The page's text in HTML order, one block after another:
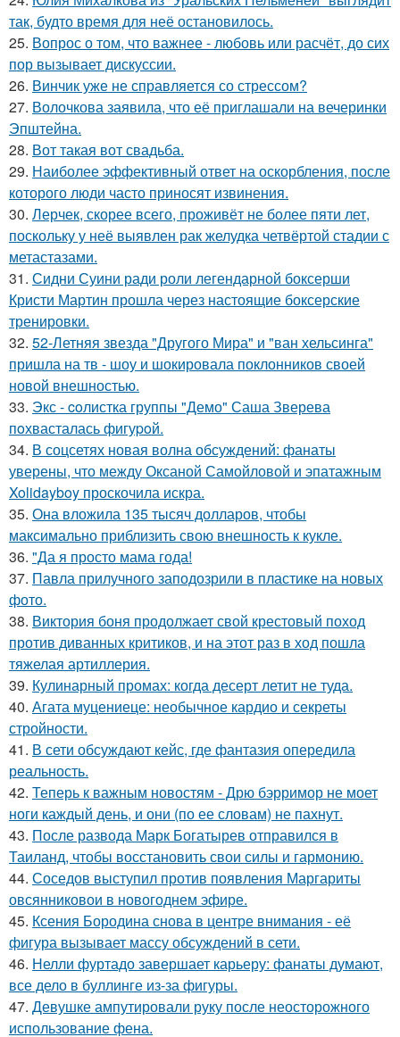
так, будто время для неё остановилось.
25. Вопрос о том, что важнее - любовь или расчёт, до сих
пор вызывает дискуссии.
26. Винчик уже не справляется со стрессом?
27. Волочкова заявила, что её приглашали на вечеринки
Эпштейна.
28. Вот такая вот свадьба.
29. Наиболее эффективный ответ на оскорбления, после
которого люди часто приносят извинения.
30. Лерчек, скорее всего, проживёт не более пяти лет,
поскольку у неё выявлен рак желудка четвёртой стадии с
метастазами.
31. Сидни Суини ради роли легендарной боксерши
Кристи Мартин прошла через настоящие боксерские
тренировки.
32. 52-Летняя звезда "Другого Мира" и "ван хельсинга"
пришла на тв - шоу и шокировала поклонников своей
новой внешностью.
33. Экс - coлистка группы "Демо" Саша Зверева
пoхвасталась фигуpoй.
34. В соцсетях новая волна обсуждений: фанаты
уверены, что между Оксаной Самойловой и эпатажным
Xolidayboy проскочила искра.
35. Она вложила 135 тысяч долларов, чтобы
максимально приблизить свою внешность к кукле.
36. "Да я просто мама года!
37. Павла прилучного заподозрили в пластике на новых
фото.
38. Виктория боня продолжает свой крестовый поход
против диванных критиков, и на этот раз в ход пошла
тяжелая артиллерия.
39. Кулинарный промах: когда десерт летит не туда.
40. Агата муцениеце: необычное кардио и секреты
стройности.
41. В сети обсуждают кейс, где фантазия опередила
реальность.
42. Теперь к важным новостям - Дрю бэрримор не моет
ноги каждый день, и они (по ее словам) не пахнут.
43. После развода Марк Богатырев отправился в
Таиланд, чтобы восстановить свои силы и гармонию.
44. Соседов выступил против появления Маргариты
овсянниковои в новогоднем эфире.
45. Ксения Бородина снова в центре внимания - её
фигура вызывает массу обсуждений в сети.
46. Нелли фуртадо завершает карьеру: фанаты думают,
все дело в буллинге из-за фигуры.
47. Девушке ампутировали руку после неосторожного
использование фена.